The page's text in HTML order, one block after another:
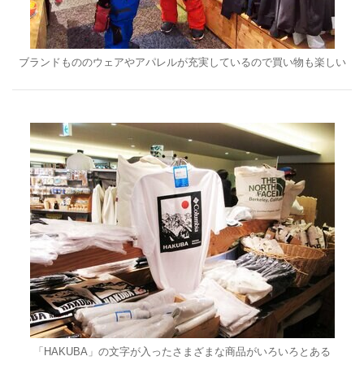
ブランドもののウェアやアパレルが充実しているので買い物も楽しい
「HAKUBA」の文字が入ったさまざまな商品がいろいろとある